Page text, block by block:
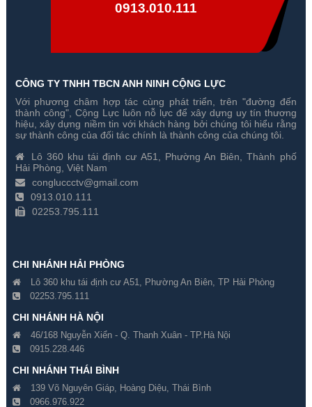
Camera Hành Trình B1
Hikvision
Gía hãng : ₫
₫
Camera Hành Trình VietMap
G79
Gía hãng : 4,700,000₫
4,560,000₫
Camera Hành Trình VietMap
0913.010.111
CÔNG TY TNHH TBCN ANH NINH CỘNG LỰC
Với phương châm hợp tác cùng phát triển, trên "đường đến
thành công", Cộng Lực luôn nỗ lực để xây dựng uy tín thương
hiệu, xây dựng niềm tin với khách hàng bởi chúng tôi hiểu rằng
sự thành công của đối tác chính là thành công của chúng tôi.
Lô 360 khu tái định cư A51, Phường An Biên, Thành phố
Hải Phòng, Việt Nam
congluccctv@gmail.com
0913.010.111
02253.795.111
CHI NHÁNH HẢI PHÒNG
Lô 360 khu tái định cư A51, Phường An Biên, TP Hải Phòng
02253.795.111
CHI NHÁNH HÀ NỘI
46/168 Nguyễn Xiển - Q. Thanh Xuân - TP.Hà Nội
0915.228.446
CHI NHÁNH THÁI BÌNH
139 Võ Nguyên Giáp, Hoàng Diệu, Thái Bình
0966.976.922